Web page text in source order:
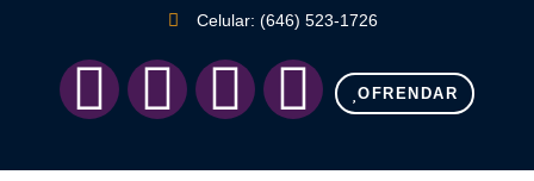
Celular: (646) 523-1726
OFRENDAR